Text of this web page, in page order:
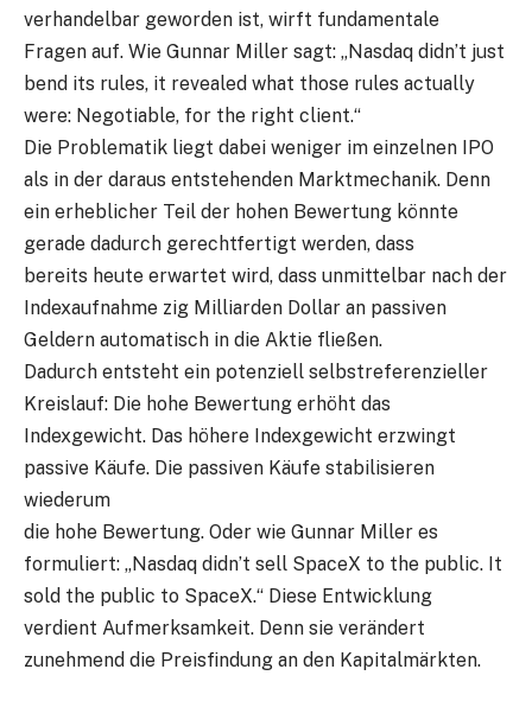
verhandelbar geworden ist, wirft fundamentale
Fragen auf. Wie Gunnar Miller sagt: „Nasdaq didn’t just
bend its rules, it revealed what those rules actually
were: Negotiable, for the right client.“
Die Problematik liegt dabei weniger im einzelnen IPO
als in der daraus entstehenden Marktmechanik. Denn
ein erheblicher Teil der hohen Bewertung könnte
gerade dadurch gerechtfertigt werden, dass
bereits heute erwartet wird, dass unmittelbar nach der
Indexaufnahme zig Milliarden Dollar an passiven
Geldern automatisch in die Aktie fließen.
Dadurch entsteht ein potenziell selbstreferenzieller
Kreislauf: Die hohe Bewertung erhöht das
Indexgewicht. Das höhere Indexgewicht erzwingt
passive Käufe. Die passiven Käufe stabilisieren
wiederum
die hohe Bewertung. Oder wie Gunnar Miller es
formuliert: „Nasdaq didn’t sell SpaceX to the public. It
sold the public to SpaceX.“ Diese Entwicklung
verdient Aufmerksamkeit. Denn sie verändert
zunehmend die Preisfindung an den Kapitalmärkten.